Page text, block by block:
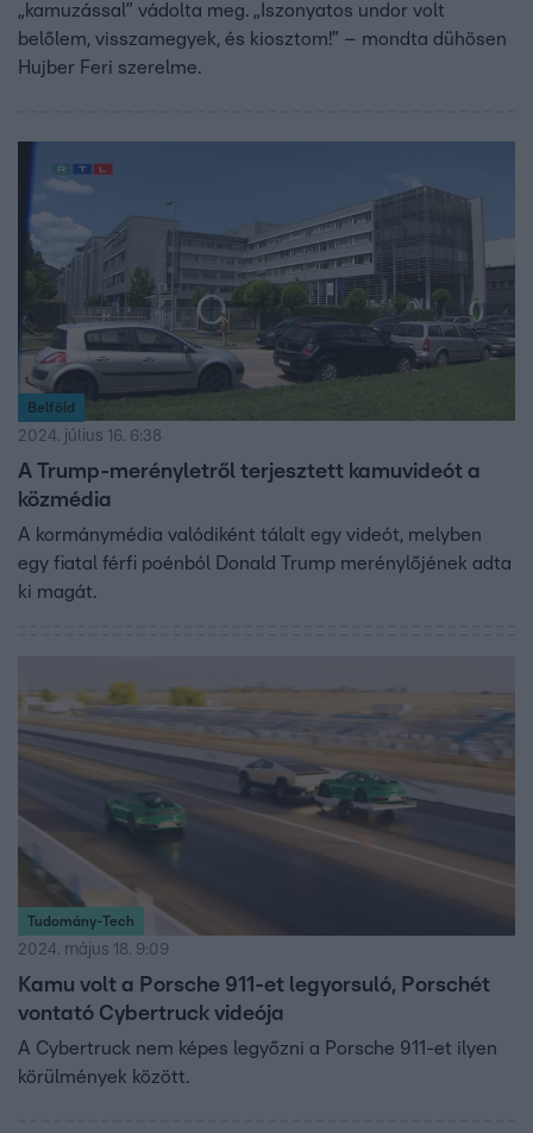
„kamuzással” vádolta meg. „Iszonyatos undor volt
belőlem, visszamegyek, és kiosztom!” – mondta dühösen
Hujber Feri szerelme.
Belföld
2024. július 16. 6:38
A Trump-merényletről terjesztett kamuvideót a
közmédia
A kormánymédia valódiként tálalt egy videót, melyben
egy fiatal férfi poénból Donald Trump merénylőjének adta
ki magát.
Tudomány-Tech
2024. május 18. 9:09
Kamu volt a Porsche 911-et legyorsuló, Porschét
vontató Cybertruck videója
A Cybertruck nem képes legyőzni a Porsche 911-et ilyen
körülmények között.